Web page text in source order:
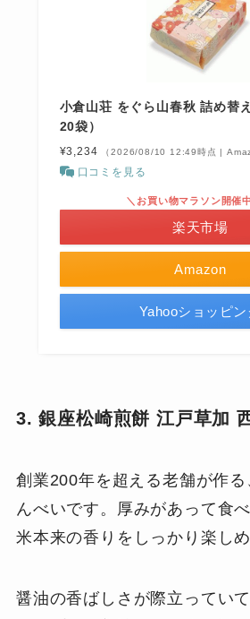
小倉山荘 をぐら山春秋 詰め替
20袋）
¥3,234 （2026/08/10 12:49時点 |
口コミを見る
Amazon
＼お買い物マラソン開催
楽天市場
Yahooショッピン
3. 銀座松崎煎餅 江戸草加
創業200年を超える老舗が作
んべいです。厚みがあって食
米本来の香りをしっかり楽しめ
醤油の香ばしさが際立ってい